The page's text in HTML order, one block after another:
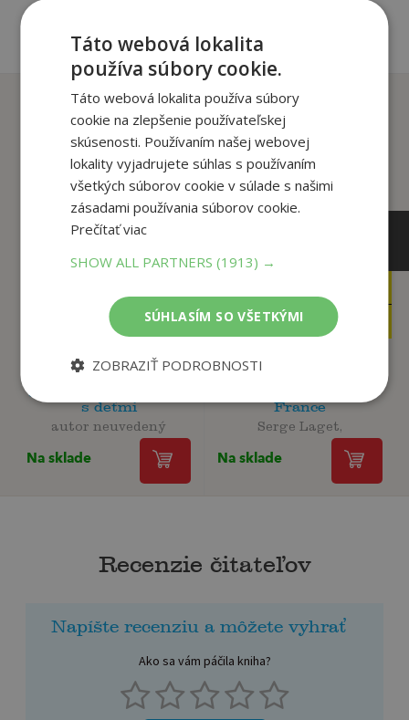
Zákazníci, ktorí si kúpili
tento titul si tiež kúpili
14
6
Jeden rok
odpočinkových aktivít
s deťmi
autor neuvedený
Na sklade
France
Serge Laget,
Na sklade
Recenzie čitateľov
Napíšte recenziu a môžete vyhrať
Ako sa vám páčila kniha?
Táto webová lokalita
používa súbory cookie.
Táto webová lokalita používa súbory
cookie na zlepšenie používateľskej
skúsenosti. Používaním našej webovej
lokality vyjadrujete súhlas s používaním
všetkých súborov cookie v súlade s našimi
zásadami používania súborov cookie.
Prečítať viac
SHOW ALL PARTNERS(1913) →
SÚHLASÍM SO VŠETKÝMI
ZOBRAZIŤ PODROBNOSTI